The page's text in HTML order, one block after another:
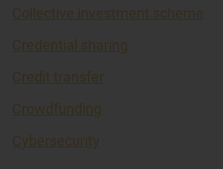
Collective investment scheme
Credential sharing
Credit transfer
Crowdfunding
Cybersecurity